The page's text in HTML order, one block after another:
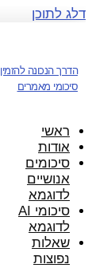
דלג לתוכן
הדרך הנכונה להזמין
סיכומי מאמרים
ראשי
אודות
סיכומים
אנושיים
לדוגמא
סיכומי AI
לדוגמא
שאלות
נפוצות